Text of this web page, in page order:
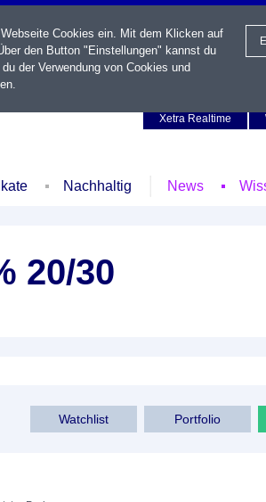
Xetra Realtime
Nachhaltig News
20/30
Portfolio
Watchlist
Cookies ein. Mit dem Klicken auf
den Button "Einstellungen" kannst du
der Verwendung von Cookies und
.